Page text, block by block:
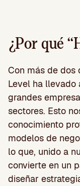
¿Por qué
Con más de dos
Level ha llevado
grandes
sectores. Esto
conocimiento
modelos de
lo que, unido a
convierte en un
diseñar